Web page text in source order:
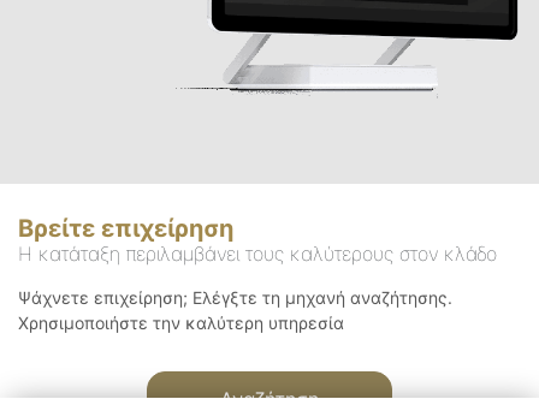
Βρείτε επιχείρηση
Η κατάταξη περιλαμβάνει τους καλύτερους στον κλάδο
Ψάχνετε επιχείρηση; Ελέγξτε τη μηχανή αναζήτησης.
Χρησιμοποιήστε την καλύτερη υπηρεσία